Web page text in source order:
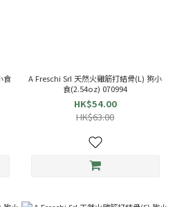
食
A Freschi SrI 天然火雞筋打結骨(L) 狗小
食(2.54oz) 070994
HK$54.00
HK$63.00